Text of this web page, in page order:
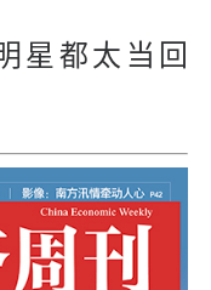
星都太当回